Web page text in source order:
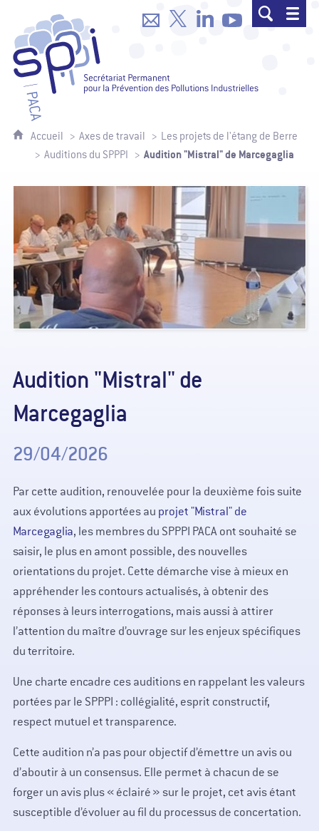
SPPPI Paca - Secrétariat
Accueil Axes de travail
Les projets de l'étang de Berre
Auditions du SPPPI
Audition "Mistral" de Marcegaglia
Audition "Mistral" de
Marcegaglia
29/04/2026
Par cette audition, renouvelée pour la deuxième fois suite
aux évolutions apportées au projet "Mistral" de
Marcegaglia, les membres du SPPPI PACA ont souhaité se
saisir, le plus en amont possible, des nouvelles
orientations du projet. Cette démarche vise à mieux en
appréhender les contours actualisés, à obtenir des
réponses à leurs interrogations, mais aussi à attirer
l’attention du maître d’ouvrage sur les enjeux spécifiques
du territoire.
Une charte encadre ces auditions en rappelant les valeurs
portées par le SPPPI : collégialité, esprit constructif,
respect mutuel et transparence.
Cette audition n’a pas pour objectif d’émettre un avis ou
d’aboutir à un consensus. Elle permet à chacun de se
forger un avis plus « éclairé » sur le projet, cet avis étant
susceptible d’évoluer au fil du processus de concertation.